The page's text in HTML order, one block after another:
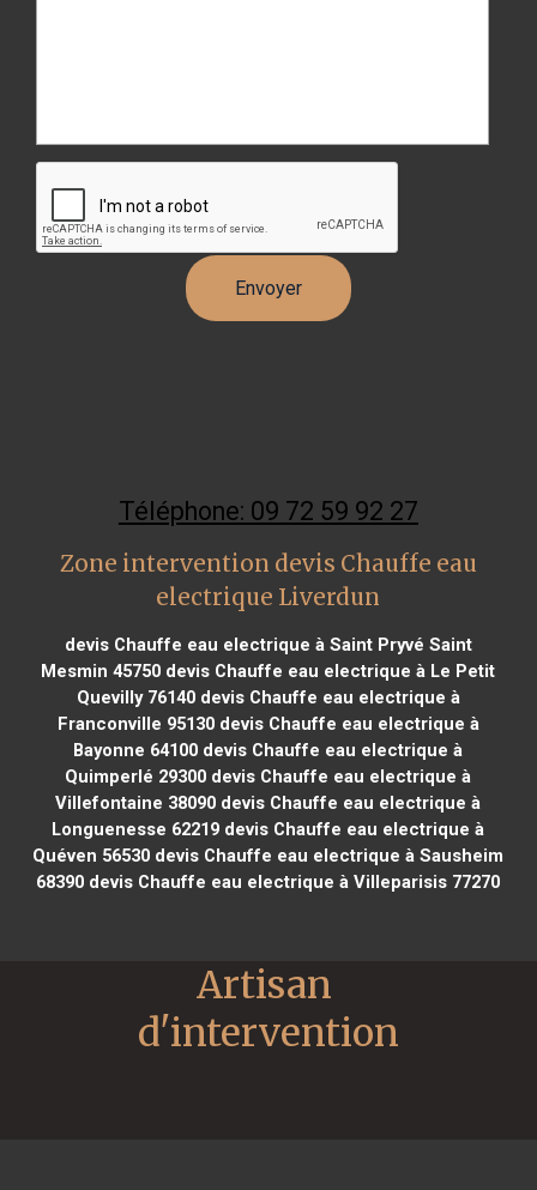
Téléphone: 09 72 59 92 27
Zone intervention devis Chauffe eau
electrique Liverdun
devis Chauffe eau electrique à Saint Pryvé Saint
Mesmin 45750 devis Chauffe eau electrique à Le Petit
Quevilly 76140devis Chauffe eau electrique à
Franconville 95130devis Chauffe eau electrique à
Bayonne 64100 devis Chauffe eau electrique à
Quimperlé 29300 devis Chauffe eau electrique à
Villefontaine 38090 devis Chauffe eau electrique à
Longuenesse 62219 devis Chauffe eau electrique à
Quéven 56530 devis Chauffe eau electrique à Sausheim
68390 devis Chauffe eau electrique à Villeparisis 77270
Artisan
d'intervention